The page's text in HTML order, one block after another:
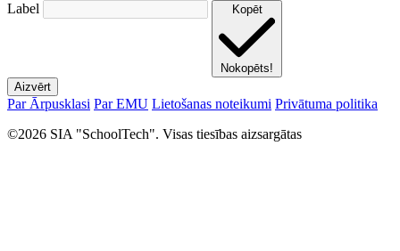
Label Kopēt
Nokopēts!
Aizvērt
Par Ārpusklasi Par EMU Lietošanas noteikumi Privātuma politika
©2026 SIA "SchoolTech". Visas tiesības aizsargātas